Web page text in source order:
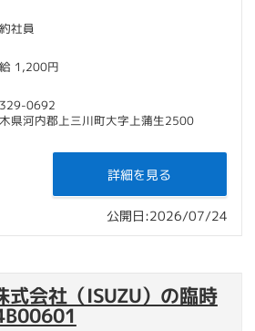
社員
1,200円
0692
県河内郡上三川町大字上蒲生2500
詳細を見る
公開日:2026/07/24
式会社（ISUZU）の臨時